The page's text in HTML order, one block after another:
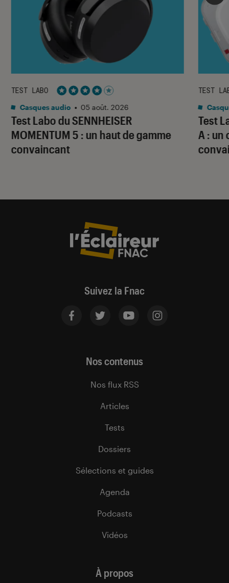
Test Labo du SENNHEISER
MOMENTUM 5 : un haut de gamme
convaincant
TEST LABO
Noté 4 étoiles sur 5
Casques audio • 05 août. 2026
Test
A : un
TEST
Suivez la Fnac
Nos contenus
Nos flux RSS
Articles
Tests
Dossiers
Sélections et guides
Agenda
Podcasts
Vidéos
À propos